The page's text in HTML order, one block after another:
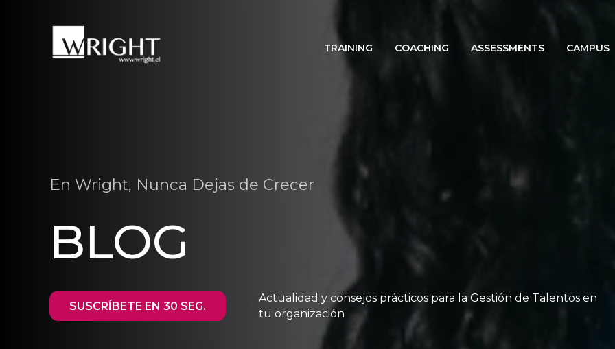
TRAINING COACHING ASSESSMENTS CAMPUS
En Wright, Nunca Dejas de Crecer
BLOG
SUSCRÍBETE EN 30 SEG.
Actualidad y consejos prácticos para la Gestión de Talentos en
tu organización